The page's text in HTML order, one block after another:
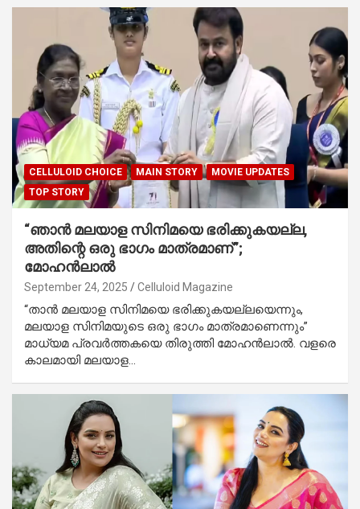
CELLULOID CHOICE MAIN STORY
MOVIE UPDATES
TOP STORY
“ഞാൻ മലയാള സിനിമയെ ഭരിക്കുകയല്ല,
അതിന്റെ ഒരു ഭാഗം മാത്രമാണ്”;
മോഹൻലാൽ
September 24, 2025 Celluloid Magazine
“താൻ മലയാള സിനിമയെ ഭരിക്കുകയല്ലയെന്നും,
മലയാള സിനിമയുടെ ഒരു ഭാഗം മാത്രമാണെന്നും”
മാധ്യമ പ്രവർത്തകയെ തിരുത്തി മോഹൻലാൽ. വളരെ
കാലമായി മലയാള…